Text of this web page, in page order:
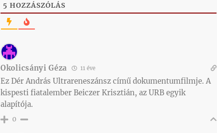
5 HOZZÁSZÓLÁS
Okolicsányi Géza 11 éve
Ez Dér András Ultrareneszánsz című dokumentumfilmje. A
kispesti fiatalember Beiczer Krisztián, az URB egyik
alapítója.
0